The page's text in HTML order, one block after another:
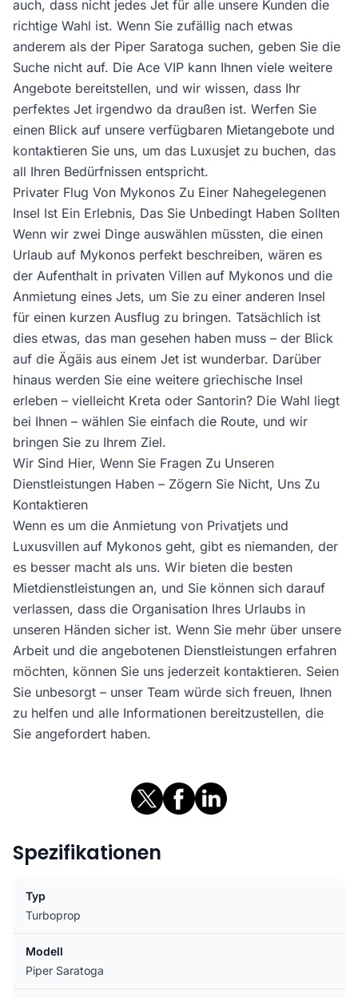
auch, dass nicht jedes Jet für alle unsere Kunden die
richtige Wahl ist. Wenn Sie zufällig nach etwas
anderem als der Piper Saratoga suchen, geben Sie die
Suche nicht auf. Die Ace VIP kann Ihnen viele weitere
Angebote bereitstellen, und wir wissen, dass Ihr
perfektes Jet irgendwo da draußen ist. Werfen Sie
einen Blick auf unsere verfügbaren Mietangebote und
kontaktieren Sie uns, um das Luxusjet zu buchen, das
all Ihren Bedürfnissen entspricht.
Privater Flug Von Mykonos Zu Einer Nahegelegenen
Insel Ist Ein Erlebnis, Das Sie Unbedingt Haben Sollten
Wenn wir zwei Dinge auswählen müssten, die einen
Urlaub auf Mykonos perfekt beschreiben, wären es
der Aufenthalt in privaten Villen auf Mykonos und die
Anmietung eines Jets, um Sie zu einer anderen Insel
für einen kurzen Ausflug zu bringen. Tatsächlich ist
dies etwas, das man gesehen haben muss – der Blick
auf die Ägäis aus einem Jet ist wunderbar. Darüber
hinaus werden Sie eine weitere griechische Insel
erleben – vielleicht Kreta oder Santorin? Die Wahl liegt
bei Ihnen – wählen Sie einfach die Route, und wir
bringen Sie zu Ihrem Ziel.
Wir Sind Hier, Wenn Sie Fragen Zu Unseren
Dienstleistungen Haben – Zögern Sie Nicht, Uns Zu
Kontaktieren
Wenn es um die Anmietung von Privatjets und
Luxusvillen auf Mykonos geht, gibt es niemanden, der
es besser macht als uns. Wir bieten die besten
Mietdienstleistungen an, und Sie können sich darauf
verlassen, dass die Organisation Ihres Urlaubs in
unseren Händen sicher ist. Wenn Sie mehr über unsere
Arbeit und die angebotenen Dienstleistungen erfahren
möchten, können Sie uns jederzeit kontaktieren. Seien
Sie unbesorgt – unser Team würde sich freuen, Ihnen
zu helfen und alle Informationen bereitzustellen, die
Sie angefordert haben.
Spezifikationen
Typ
Turboprop
Modell
Piper Saratoga